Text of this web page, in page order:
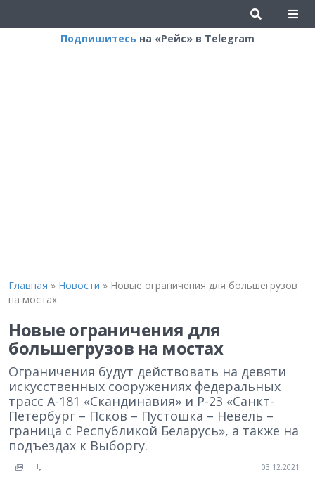
Подпишитесь на «Рейс» в Telegram
Главная » Новости » Новые ограничения для большегрузов
на мостах
Новые ограничения для
большегрузов на мостах
Ограничения будут действовать на девяти
искусственных сооружениях федеральных
трасс А-181 «Скандинавия» и Р-23 «Санкт-
Петербург – Псков – Пустошка – Невель –
граница с Республикой Беларусь», а также на
подъездах к Выборгу.
03.12.2021